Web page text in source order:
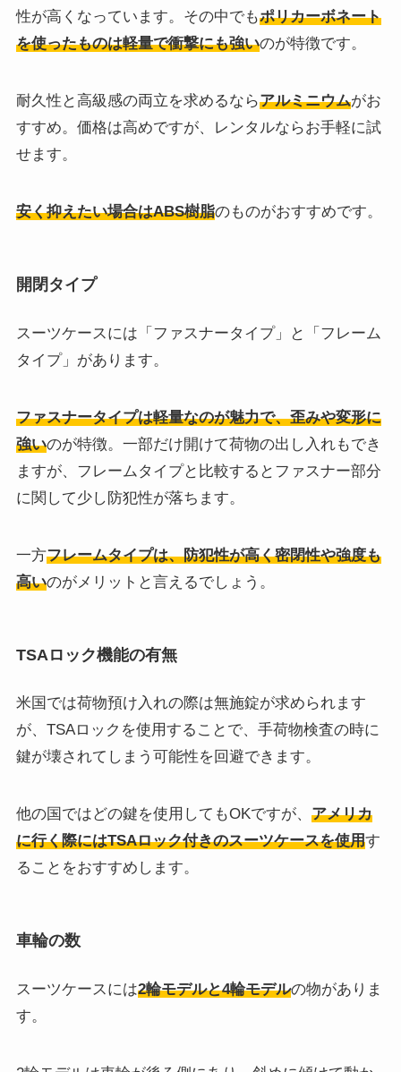
性が高くなっています。その中でもポリカーボネート
を使ったものは軽量で衝撃にも強いのが特徴です。
耐久性と高級感の両立を求めるならアルミニウムがお
すすめ。価格は高めですが、レンタルならお手軽に試
せます。
安く抑えたい場合はABS樹脂のものがおすすめです。
開閉タイプ
スーツケースには「ファスナータイプ」と「フレーム
タイプ」があります。
ファスナータイプは軽量なのが魅力で、歪みや変形に
強いのが特徴。一部だけ開けて荷物の出し入れもでき
ますが、フレームタイプと比較するとファスナー部分
に関して少し防犯性が落ちます。
一方フレームタイプは、防犯性が高く密閉性や強度も
高いのがメリットと言えるでしょう。
TSAロック機能の有無
米国では荷物預け入れの際は無施錠が求められます
が、TSAロックを使用することで、手荷物検査の時に
鍵が壊されてしまう可能性を回避できます。
他の国ではどの鍵を使用してもOKですが、 アメリカ
に行く際にはTSAロック付きのスーツケースを使用す
ることをおすすめします。
車輪の数
スーツケースには2輪モデルと4輪モデルの物がありま
す。